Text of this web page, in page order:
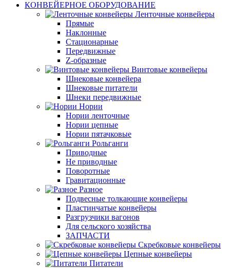
КОНВЕЙЕРНОЕ ОБОРУДОВАНИЕ
Ленточные конвейеры
Прямые
Наклонные
Стационарные
Передвижные
Z-образные
Винтовые конвейеры
Шнековые конвейера
Шнековые питатели
Шнеки передвижные
Нории
Нории ленточные
Нории цепные
Нории пятачковые
Рольганги
Приводные
Не приводные
Поворотные
Гравитационные
Разное
Подвесные толкающие конвейеры
Пластинчатые конвейеры
Разгрузчики вагонов
Для сельского хозяйства
ЗАПЧАСТИ
Скребковые конвейеры
Цепные конвейеры
Питатели